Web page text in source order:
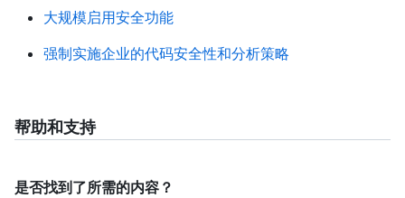
大规模启用安全功能
强制实施企业的代码安全性和分析策略
帮助和支持
是否找到了所需的内容？